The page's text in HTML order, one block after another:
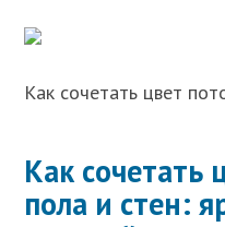
Как сочетать цвет
Как сочетать
пола и стен: